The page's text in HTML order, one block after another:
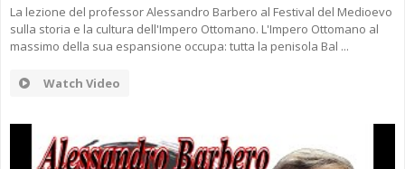
La lezione del professor Alessandro Barbero al Festival del Medioevo
sulla storia e la cultura dell'Impero Ottomano. L'Impero Ottomano al
massimo della sua espansione occupa: tutta la penisola Bal ...
Watch Video